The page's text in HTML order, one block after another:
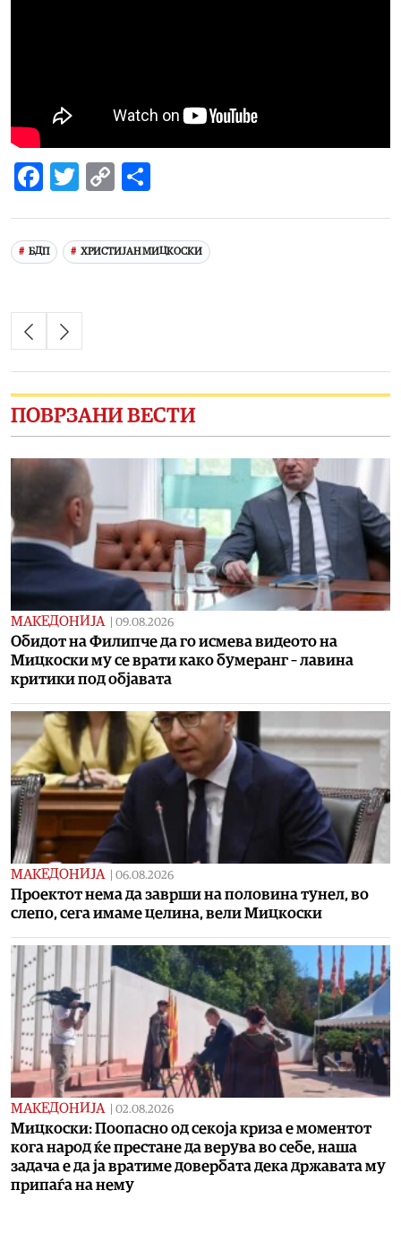
Facebook
Twitter
Copy
БДП ХРИСТИЈАН МИЦКОСКИ
ПОВРЗАНИ ВЕСТИ
МАКЕДОНИЈА | 09.08.2026
Обидот на Филипче да го исмева видеото на
Мицкоски му се врати како бумеранг – лавина
критики под објавата
МАКЕДОНИЈА | 06.08.2026
Проектот нема да заврши на половина тунел, во
слепо, сега имаме целина, вели Мицкоски
МАКЕДОНИЈА | 02.08.2026
Мицкоски: Поопасно од секоја криза е моментот
кога народ ќе престане да верува во себе, наша
задача е да ја вратиме довербата дека државата му
припаѓа на нему